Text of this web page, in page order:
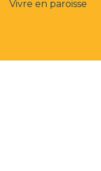
Vivre en paroisse